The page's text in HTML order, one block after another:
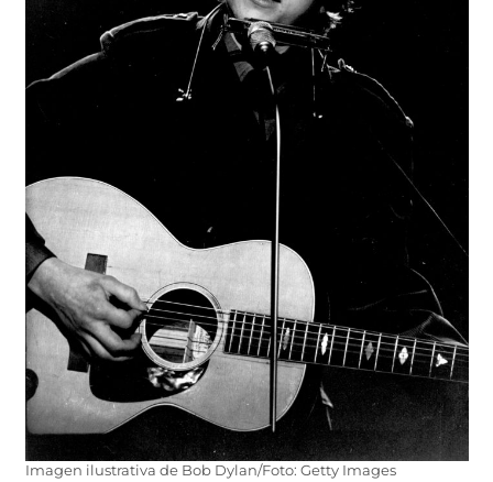
Imagen ilustrativa de Bob Dylan/Foto: Getty Images